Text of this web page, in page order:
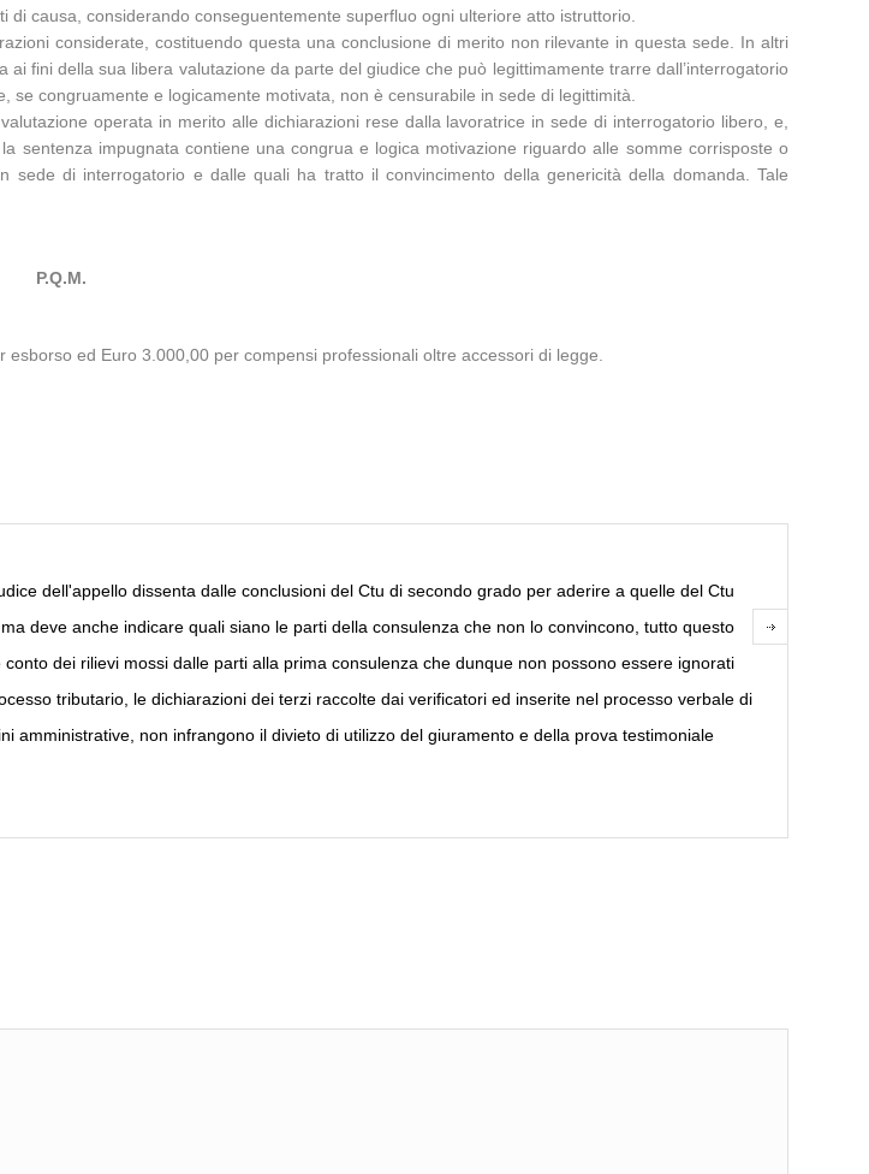
causa, considerando conseguentemente superfluo ogni ulteriore atto istruttorio.
considerate, costituendo questa una conclusione di merito non rilevante in questa sede. In altri
fini della sua libera valutazione da parte del giudice che può legittimamente trarre dall’interrogatorio
congruamente e logicamente motivata, non è censurabile in sede di legittimità.
operata in merito alle dichiarazioni rese dalla lavoratrice in sede di interrogatorio libero, e,
sentenza impugnata contiene una congrua e logica motivazione riguardo alle somme corrisposte o
di interrogatorio e dalle quali ha tratto il convincimento della genericità della domanda. Tale
P.Q.M.
ed Euro 3.000,00 per compensi professionali oltre accessori di legge.
dell'appello dissenta dalle conclusioni del Ctu di secondo grado per aderire a quelle del Ctu
deve anche indicare quali siano le parti della consulenza che non lo convincono, tutto questo
dei rilievi mossi dalle parti alla prima consulenza che dunque non possono essere ignorati
tributario, le dichiarazioni dei terzi raccolte dai verificatori ed inserite nel processo verbale di
amministrative, non infrangono il divieto di utilizzo del giuramento e della prova testimoniale